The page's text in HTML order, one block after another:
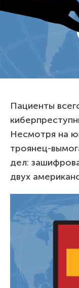
Пациенты
Несмотря на
троянец-
дел:
двух